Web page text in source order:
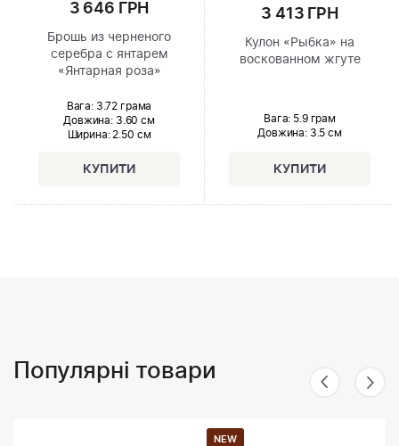
3 646 ГРН
Брошь из черненого
серебра с янтарем
«Янтарная роза»
Вага: 3.72 грама
Довжина: 3.60 см
Ширина: 2.50 см
3 413 ГРН
Кулон «Рыбка» на
воскованном жгуте
Вага: 5.9 грам
Довжина:3.5 см
Популярні товари
NEW